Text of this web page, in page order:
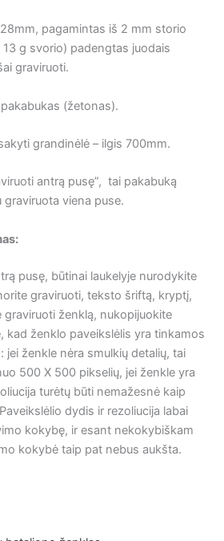
pagamintas iš 2 mm storio
g svorio) padengtas juodais
graviruoti.
(žetonas).
grandinėlė – ilgis 700mm.
antrą pusę”, tai pakabuką
viena puse.
pusę, būtinai laukelyje nurodykite
graviruoti, teksto šriftą, kryptį,
graviruoti ženklą, nukopijuokite
kad ženklo paveikslėlis yra tinkamos
jei ženkle nėra smulkių detalių, tai
500 X 500 pikselių, jei ženkle yra
turėtų būti nemažesnė kaip
dydis ir rezoliucija labai
kokybę, ir esant nekokybiškam
kokybė taip pat nebus aukšta.